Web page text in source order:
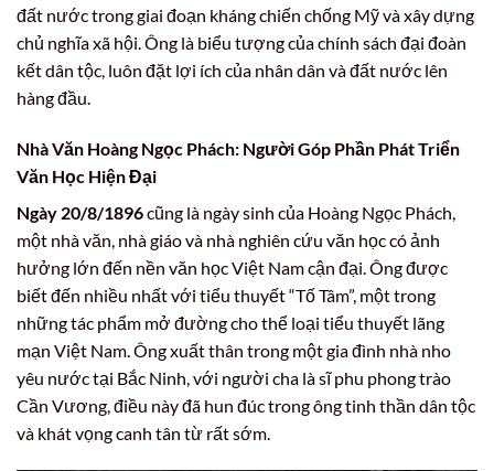
đất nước trong giai đoạn kháng chiến chống Mỹ và xây dựng
chủ nghĩa xã hội. Ông là biểu tượng của chính sách đại đoàn
kết dân tộc, luôn đặt lợi ích của nhân dân và đất nước lên
hàng đầu.
Nhà Văn Hoàng Ngọc Phách: Người Góp Phần Phát Triển
Văn Học Hiện Đại
Ngày 20/8/1896cũng là ngày sinh của Hoàng Ngọc Phách,
một nhà văn, nhà giáo và nhà nghiên cứu văn học có ảnh
hưởng lớn đến nền văn học Việt Nam cận đại. Ông được
biết đến nhiều nhất với tiểu thuyết “Tố Tâm”, một trong
những tác phẩm mở đường cho thể loại tiểu thuyết lãng
mạn Việt Nam. Ông xuất thân trong một gia đình nhà nho
yêu nước tại Bắc Ninh, với người cha là sĩ phu phong trào
Cần Vương, điều này đã hun đúc trong ông tinh thần dân tộc
và khát vọng canh tân từ rất sớm.